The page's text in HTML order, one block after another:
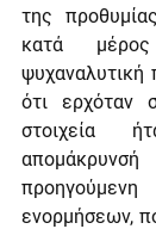
της
κατά
ψυχαναλυτική
ότι ερχόταν
στοιχεία
ενορμήσεων,